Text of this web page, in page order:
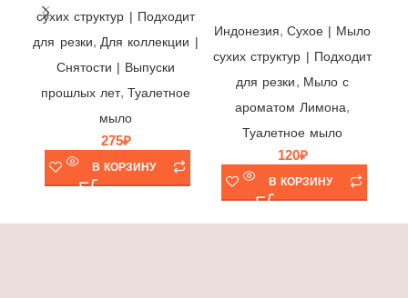
сухих структур | Подходит
для резки, Для коллекции |
Снятости | Выпуски
прошлых лет,Туалетное
мыло
275₽
В КОРЗИНУ
Индонезия, Cухое | Мыло
сухих структур | Подходит
для резки, Мыло с
ароматом Лимона,
Туалетное мыло
120₽
В КОРЗИНУ